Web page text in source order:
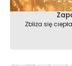
Zbliża się